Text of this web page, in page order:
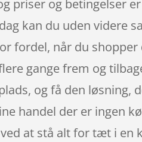
priser og betingelser
kan du uden videre
fordel, når du
gange frem og
og få den løsning,
handel der er ingen
at stå alt for tæt i en